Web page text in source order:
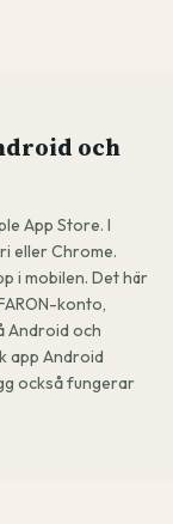
och
App Store. I
eller Chrome.
i mobilen. Det här
konto,
Android och
app Android
också fungerar